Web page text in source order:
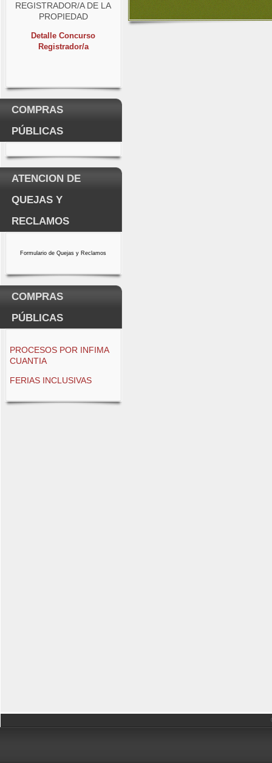
REGISTRADOR/A DE LA
PROPIEDAD
Detalle Concurso
Registrador/a
COMPRAS
PÚBLICAS
ATENCION DE
QUEJAS Y
RECLAMOS
Formulario de Quejas y Reclamos
COMPRAS
PÚBLICAS
PROCESOS POR INFIMA
CUANTIA
FERIAS INCLUSIVAS